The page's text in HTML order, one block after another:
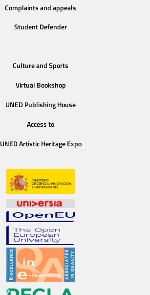
Complaints and appeals
Student Defender
Culture and Sports
Virtual Bookshop
UNED Publishing House
Access to
UNED Artistic Heritage Expo